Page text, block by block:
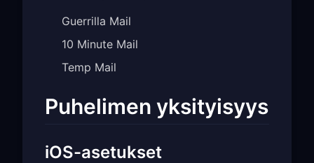
Guerrilla Mail
10 Minute Mail
Temp Mail
Puhelimen yksityisyys
iOS-asetukset